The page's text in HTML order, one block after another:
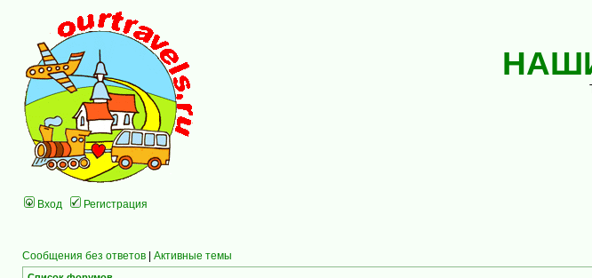
Вход Регистрация
Сообщения без ответов | Активные темы